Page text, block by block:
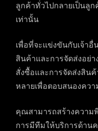
ลูกค้าทั่วไปกลายเป็นลู
เท่านั้น
เพื่อที่จะแข่งขันกับเจ้า
สินค้าและการจัดส่งอย่า
สั่งซื้อและการจัดส่งสิน
หลายเพื่อตอบสนองควา
คุณสามารถสร้างความ
การมีทีมให้บริการด้าน